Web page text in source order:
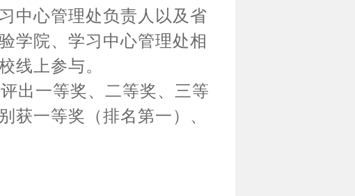
中心管理处负责人以及省
学院、学习中心管理处相
线上参与。
出一等奖、二等奖、三等
获一等奖（排名第一）、